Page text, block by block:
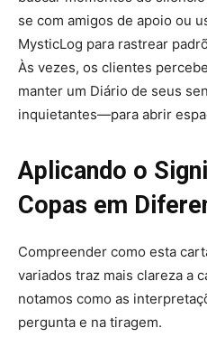
se com amigos de apoio ou
MysticLog para rastrear
Às vezes, os clientes
manter um Diário de seus
inquietantes—para abrir
Aplicando o
Copas em
Compreender como esta
variados traz mais clareza a
notamos como as
pergunta e na tiragem.